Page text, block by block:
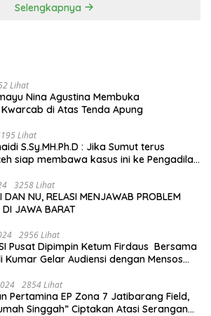
Selengkapnya
Lihat
Nina Agustina Membuka
di Atas Tenda Apung
Lihat
S.Sy.MH.Ph.D : Jika Sumut terus
siap membawa kasus ini ke Pengadilan
3258 Lihat
DAN NU, RELASI MENJAWAB PROBLEM
DI JAWA BARAT
2956 Lihat
Pusat Dipimpin Ketum Firdaus Bersama
Kumar Gelar Audiensi dengan Mensos
2854 Lihat
Pertamina EP Zona 7 Jatibarang Field,
Singgah” Ciptakan Atasi Serangan